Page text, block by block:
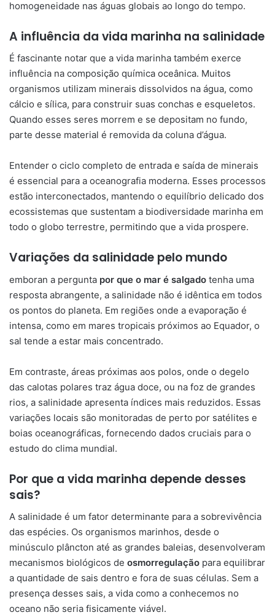
homogeneidade nas águas globais ao longo do tempo.
A influência da vida marinha na salinidade
É fascinante notar que a vida marinha também exerce
influência na composição química oceânica. Muitos
organismos utilizam minerais dissolvidos na água, como
cálcio e sílica, para construir suas conchas e esqueletos.
Quando esses seres morrem e se depositam no fundo,
parte desse material é removida da coluna d’água.
Entender o ciclo completo de entrada e saída de minerais
é essencial para a oceanografia moderna. Esses processos
estão interconectados, mantendo o equilíbrio delicado dos
ecossistemas que sustentam a biodiversidade marinha em
todo o globo terrestre, permitindo que a vida prospere.
Variações da salinidade pelo mundo
emboran a pergunta por que o mar é salgado tenha uma
resposta abrangente, a salinidade não é idêntica em todos
os pontos do planeta. Em regiões onde a evaporação é
intensa, como em mares tropicais próximos ao Equador, o
sal tende a estar mais concentrado.
Em contraste, áreas próximas aos polos, onde o degelo
das calotas polares traz água doce, ou na foz de grandes
rios, a salinidade apresenta índices mais reduzidos. Essas
variações locais são monitoradas de perto por satélites e
boias oceanográficas, fornecendo dados cruciais para o
estudo do clima mundial.
Por que a vida marinha depende desses
sais?
A salinidade é um fator determinante para a sobrevivência
das espécies. Os organismos marinhos, desde o
minúsculo plâncton até as grandes baleias, desenvolveram
mecanismos biológicos de osmorregulação para equilibrar
a quantidade de sais dentro e fora de suas células. Sem a
presença desses sais, a vida como a conhecemos no
oceano não seria fisicamente viável.